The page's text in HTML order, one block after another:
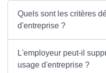
Quels sont les critères
d'entreprise ?
L'employeur peut-il
usage d'entreprise ?